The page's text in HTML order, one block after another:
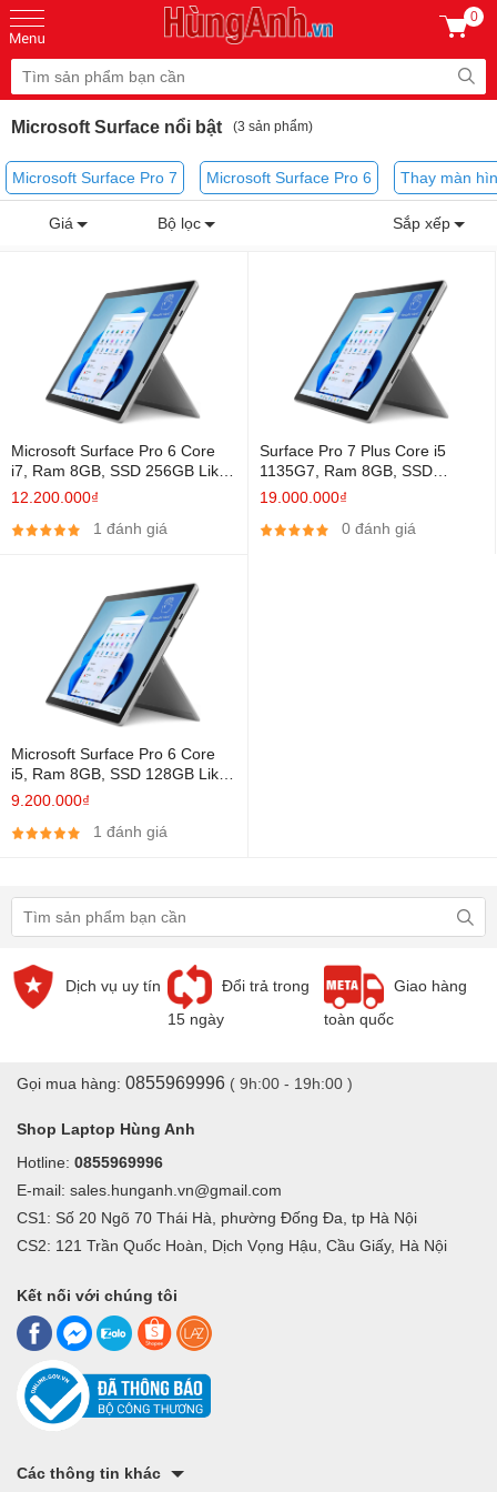
0
Microsoft Surface nổi bật (3 sản phẩm)
Microsoft Surface Pro 7 Microsoft Surface Pro 6 Thay màn
Giá Bộ lọc Sắp xếp
Microsoft Surface Pro 6 Core
i7, Ram 8GB, SSD 256GB Like
New
12.200.000₫
1 đánh giá
Surface Pro 7 Plus Core i5
1135G7, Ram 8GB, SSD
128GB, 12.3 Inch ( 2736 x
Graphics
19.000.000₫
0 đánh giá
Microsoft Surface Pro 6 Core
i5, Ram 8GB, SSD 128GB Like
New
9.200.000₫
1 đánh giá
Dịch vụ uy tín
Đổi trả trong
15 ngày
Giao hàng
toàn quốc
Gọi mua hàng: 0855969996 ( 9h:00 - 19h:00 )
Shop Laptop Hùng Anh
Hotline: 0855969996
E-mail: sales.hunganh.vn@gmail.com
CS1: Số 20 Ngõ 70 Thái Hà, phường Đống Đa, tp Hà Nội
CS2: 121 Trần Quốc Hoàn, Dịch Vọng Hậu, Cầu Giấy, Hà Nội
Kết nối với chúng tôi
Các thông tin khác